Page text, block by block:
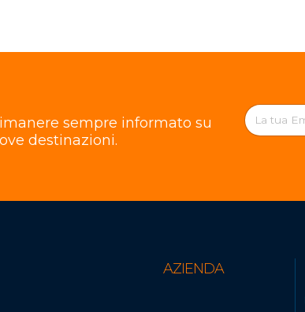
sempre informato su
destinazioni.
AZIENDA